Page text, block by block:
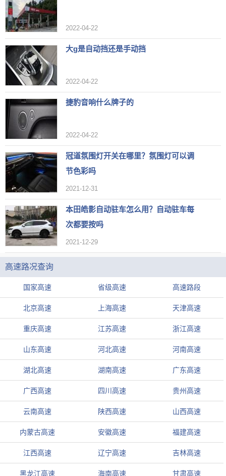
2022-04-22
大g是自动挡还是手动挡
2022-04-22
捷豹音响什么牌子的
2022-04-22
冠道氛围灯开关在哪里？氛围灯可以调
节色彩吗
2021-12-31
本田皓影自动驻车怎么用？自动驻车每
次都要按吗
2021-12-29
高速路况查询
国家高速 省级高速 高速路段
北京高速 上海高速 天津高速
重庆高速 江苏高速 浙江高速
山东高速 河北高速 河南高速
湖北高速 湖南高速 广东高速
广西高速 四川高速 贵州高速
云南高速 陕西高速 山西高速
内蒙古高速 安徽高速 福建高速
江西高速 辽宁高速 吉林高速
黑龙江高速 海南高速 甘肃高速